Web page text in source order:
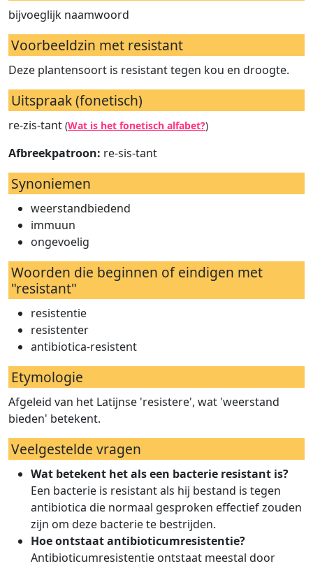
bijvoeglijk naamwoord
Voorbeeldzin met resistant
Deze plantensoort is resistant tegen kou en droogte.
Uitspraak (fonetisch)
re-zis-tant (Wat is het fonetisch alfabet?)
Afbreekpatroon: re-sis-tant
Synoniemen
weerstandbiedend
immuun
ongevoelig
Woorden die beginnen of eindigen met
"resistant"
resistentie
resistenter
antibiotica-resistent
Etymologie
Afgeleid van het Latijnse 'resistere', wat 'weerstand
bieden' betekent.
Veelgestelde vragen
Wat betekent het als een bacterie resistant is?
Een bacterie is resistant als hij bestand is tegen
antibiotica die normaal gesproken effectief zouden
zijn om deze bacterie te bestrijden.
Hoe ontstaat antibioticumresistentie?
Antibioticumresistentie ontstaat meestal door